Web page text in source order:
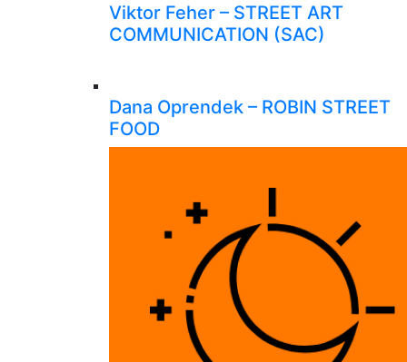
Viktor Feher – STREET ART
COMMUNICATION (SAC)
Dana Oprendek – ROBIN STREET
FOOD